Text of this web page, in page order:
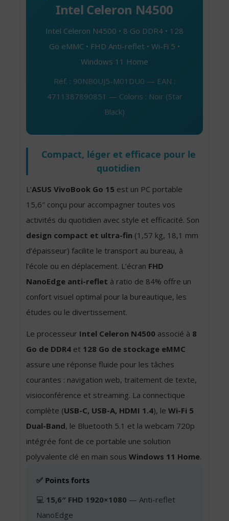
Intel Celeron N4500
Intel Celeron N4500 • 8 Go DDR4 • 128
Go eMMC • FHD Anti-reflet • Wi-Fi 5 •
Windows 11 Home
Réf. : 90NB0UJ5-M01DU0 — EAN :
4711387890851 — Coloris : Noir (Star
Black)
Compact, léger et efficace pour le
quotidien
L’ASUS VivoBook Go 15 est un PC portable
15,6″ conçu pour accompagner toutes vos
activités du quotidien avec style et efficacité. Son
design compact et ultra-fin (1,57 kg, 18,1 mm
d’épaisseur) facilite le transport au bureau, à
l’école ou en déplacement. L’écran FHD
NanoEdge anti-reflet à ratio de 84% offre un
confort visuel optimal pour la bureautique, les
études ou le divertissement.
Le processeur Intel Celeron N4500 associé à 8
Go de DDR4et 128 Go de stockage eMMC
assure une réponse fluide pour les tâches
courantes : navigation web, traitement de texte,
visioconférence et streaming. La connectique
complète (USB-C, USB-A, HDMI 1.4), le Wi-Fi 5
Dual-Band, le Bluetooth 5.1 et la webcam 720p
intégrée font de ce portable une solution
polyvalente clé en main sous Windows 11 Home.
✅ Points forts
💻 15,6″ FHD 1920×1080 — Anti-reflet
NanoEdge